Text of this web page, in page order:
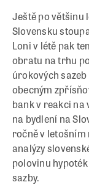
Ještě po většinu
Slovensku
Loni v létě pak
obratu na trhu
úrokových
obecným
bank v reakci na
na bydlení na
ročně v letošním
analýzy
polovinu
sazby.